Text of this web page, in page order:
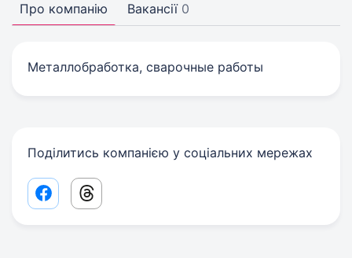
Про компанію Вакансії 0
Металлобработка, сварочные работы
Поділитись компанією у соціальних мережах
Facebook share link
Threads share link